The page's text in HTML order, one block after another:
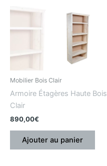
Mobilier Bois Clair
Armoire Étagères Haute Bois
Clair
890,00€
Ajouter au panier